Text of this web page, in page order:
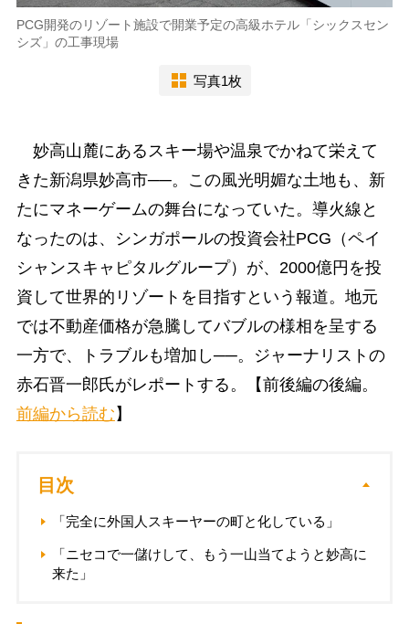
PCG開発のリゾート施設で開業予定の高級ホテル「シックスセン
シズ」の工事現場
写真1枚
妙高山麓にあるスキー場や温泉でかねて栄えて
きた新潟県妙高市──。この風光明媚な土地も、新
たにマネーゲームの舞台になっていた。導火線と
なったのは、シンガポールの投資会社PCG（ペイ
シャンスキャピタルグループ）が、2000億円を投
資して世界的リゾートを目指すという報道。地元
では不動産価格が急騰してバブルの様相を呈する
一方で、トラブルも増加し──。ジャーナリストの
赤石晋一郎氏がレポートする。【前後編の後編。
前編から読む 】
目次
「完全に外国人スキーヤーの町と化している」
「ニセコで一儲けして、もう一山当てようと妙高に
来た」